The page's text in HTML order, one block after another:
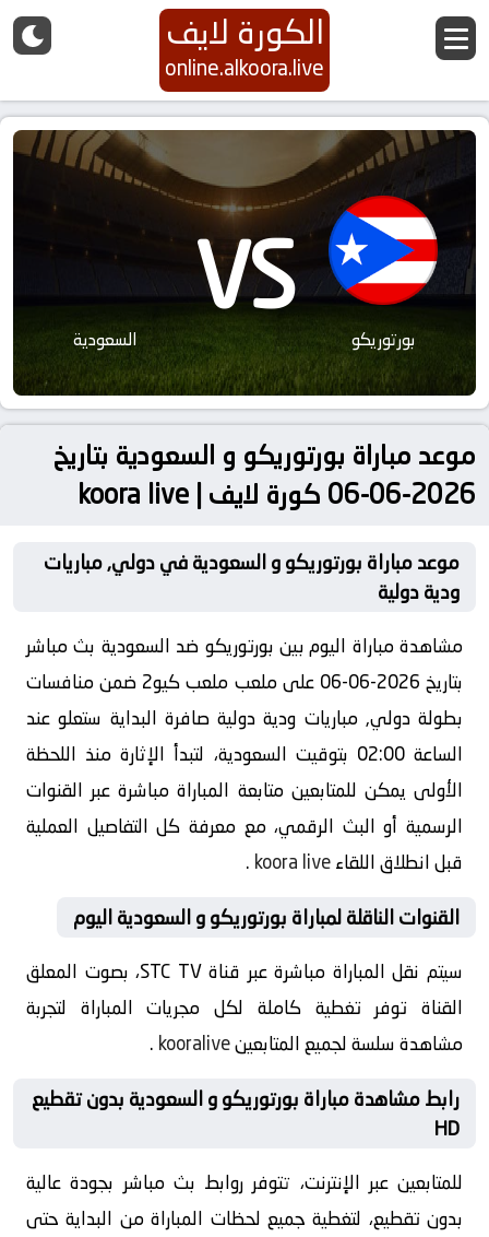
الكورة لايف
online.alkoora.live
بورتوريكو VS السعودية
موعد مباراة بورتوريكو و السعودية بتاريخ
2026-06-06 كورة لايف | koora live
موعد مباراة بورتوريكو و السعودية في دولي, مباريات
ودية دولية
مشاهدة مباراة اليوم بين بورتوريكو ضد السعودية بث مباشر
بتاريخ 2026-06-06 على ملعب ملعب كيو2 ضمن منافسات
بطولة دولي, مباريات ودية دولية صافرة البداية ستعلو عند
الساعة 02:00 بتوقيت السعودية، لتبدأ الإثارة منذ اللحظة
الأولى يمكن للمتابعين متابعة المباراة مباشرة عبر القنوات
الرسمية أو البث الرقمي، مع معرفة كل التفاصيل العملية
قبل انطلاق اللقاءkoora live
.
القنوات الناقلة لمباراة بورتوريكو و السعودية اليوم
سيتم نقل المباراة مباشرة عبر قناة STC TV، بصوت المعلق
القناة توفر تغطية كاملة لكل مجريات المباراة لتجربة
مشاهدة سلسة لجميع المتابعينkooralive
.
رابط مشاهدة مباراة بورتوريكو و السعودية بدون تقطيع
HD
للمتابعين عبر الإنترنت، تتوفر روابط بث مباشر بجودة عالية
بدون تقطيع، لتغطية جميع لحظات المباراة من البداية حتى